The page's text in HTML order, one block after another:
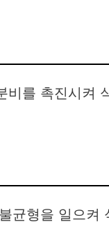
비를 촉진시켜
균형을 일으